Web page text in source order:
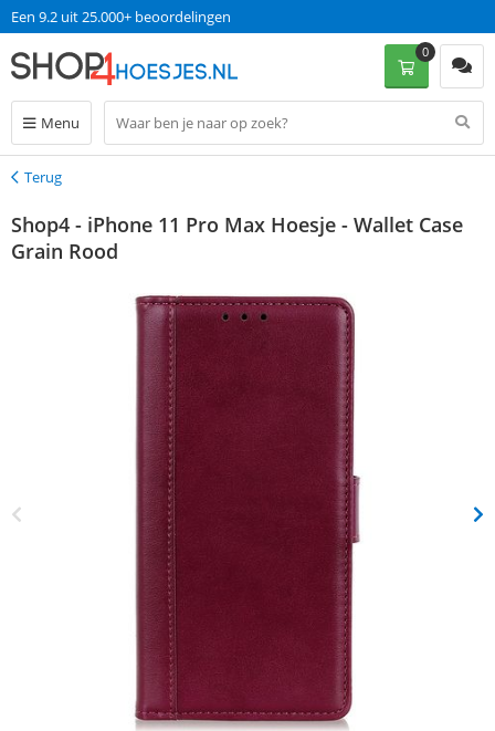
Een 9.2 uit 25.000+ beoordelingen
Menu
0
Terug
Terug
Shop4 - iPhone 11 Pro Max Hoesje - Wallet Case
Grain Rood